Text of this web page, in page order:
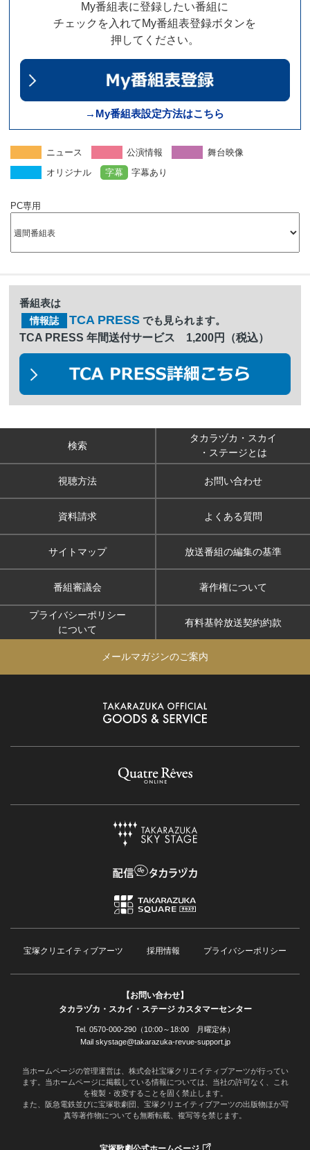
My番組表に登録したい番組に
チェックを入れてMy番組表登録ボタンを
押してください。
→My番組表設定方法はこちら
ニュース 公演情報
舞台映像
オリジナル
字幕 字幕あり
PC専用
番組表は
情報誌 TCA PRESS でも見られます。
TCA PRESS 年間送付サービス 1,200円（税込）
検索
タカラヅカ・スカイ
・ステージとは
視聴方法 お問い合わせ
資料請求 よくある質問
サイトマップ 放送番組の編集の基準
番組審議会 著作権について
プライバシーポリシー
について
有料基幹放送契約約款
メールマガジンのご案内
宝塚クリエイティブアーツ 採用情報 プライバシーポリシー
【お問い合わせ】
タカラヅカ・スカイ・ステージ カスタマーセンター
Tel. 0570-000-290（10:00～18:00 月曜定休）
Mail skystage@takarazuka-revue-support.jp
当ホームページの管理運営は、株式会社宝塚クリエイティブアーツが行ってい
ます。当ホームページに掲載している情報については、当社の許可なく、これ
を複製・改変することを固く禁止します。
また、阪急電鉄並びに宝塚歌劇団、宝塚クリエイティブアーツの出版物ほか写
真等著作物についても無断転載、複写等を禁じます。